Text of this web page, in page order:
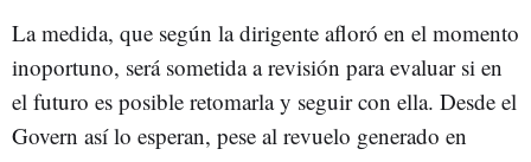
La medida, que según la dirigente afloró en el momento
inoportuno, será sometida a revisión para evaluar si en
el futuro es posible retomarla y seguir con ella. Desde el
Govern así lo esperan, pese al revuelo generado en